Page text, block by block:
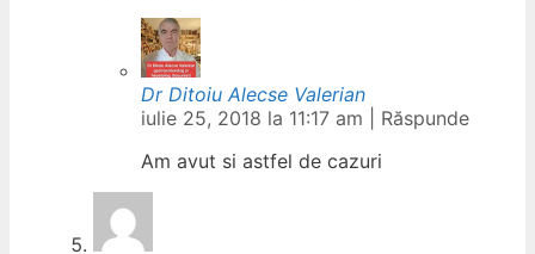
Dr Ditoiu Alecse Valerian
iulie 25, 2018 la 11:17 am
Răspunde
Am avut si astfel de cazuri